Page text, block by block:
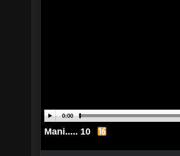
0:00
Mani..... 10